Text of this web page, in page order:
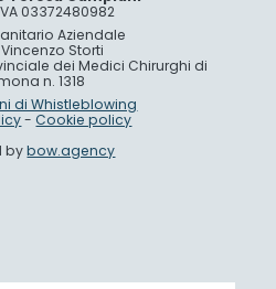
03372480982
Aziendale
Vincenzo Storti
dei Medici Chirurghi di
n. 1318
di Whistleblowing
-Cookie policy
bybow.agency